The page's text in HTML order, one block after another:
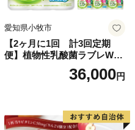
愛知県小牧市
【2ヶ月に1回 計3回定期
便】植物性乳酸菌ラブレW
プレーン36本（計108本）
36,000円